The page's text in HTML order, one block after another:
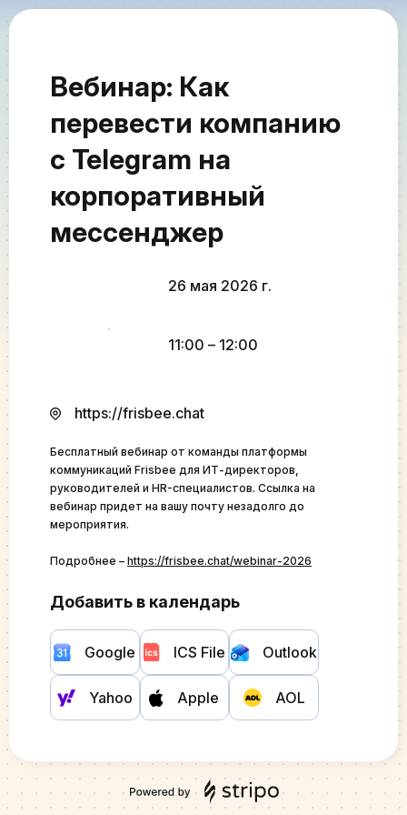
Вебинар: Как
перевести компанию
с Telegram на
корпоративный
мессенджер
26 мая 2026 г.
11:00 – 12:00
https://frisbee.chat
Бесплатный вебинар от команды платформы
коммуникаций Frisbee для ИТ-директоров,
руководителей и HR-специалистов. Ссылка на
вебинар придет на вашу почту незадолго до
мероприятия.
Подробнее – https://frisbee.chat/webinar-2026
Добавить в календарь
Google ICS File Outlook
Yahoo Apple AOL